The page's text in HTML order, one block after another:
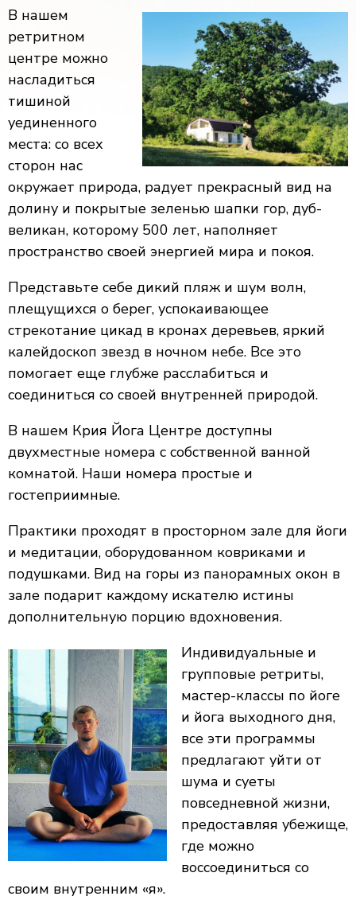
В нашем
ретритном
центре можно
насладиться
тишиной
уединенного
места: со всех
сторон нас
окружает природа, радует прекрасный вид на
долину и покрытые зеленью шапки гор, дуб-
великан, которому 500 лет, наполняет
пространство своей энергией мира и покоя.
Представьте себе дикий пляж и шум волн,
плещущихся о берег, успокаивающее
стрекотание цикад в кронах деревьев, яркий
калейдоскоп звезд в ночном небе. Все это
помогает еще глубже расслабиться и
соединиться со своей внутренней природой.
В нашем Крия Йога Центре доступны
двухместные номера с собственной ванной
комнатой. Наши номера простые и
гостеприимные.
Практики проходят в просторном зале для йоги
и медитации, оборудованном ковриками и
подушками. Вид на горы из панорамных окон в
зале подарит каждому искателю истины
дополнительную порцию вдохновения.
Индивидуальные и
групповые ретриты,
мастер-классы по йоге
и йога выходного дня,
все эти программы
предлагают уйти от
шума и суеты
повседневной жизни,
предоставляя убежище,
где можно
воссоединиться со
своим внутренним «я».